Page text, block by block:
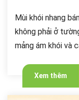
Mùi khói nhang
không phải ở
mảng ám khói và
Xem thêm